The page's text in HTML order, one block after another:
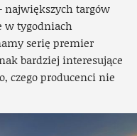
największych targów
w tygodniach
serię premier
bardziej interesujące
czego producenci nie